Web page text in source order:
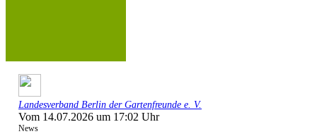
Landesverband Berlin der Gartenfreunde e. V.
Vom 14.07.2026 um 17:02 Uhr
News